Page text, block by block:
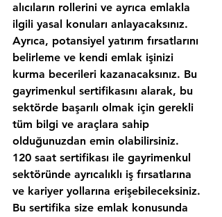
alıcıların rollerini ve ayrıca emlakla
ilgili yasal konuları anlayacaksınız.
Ayrıca, potansiyel yatırım fırsatlarını
belirleme ve kendi emlak işinizi
kurma becerileri kazanacaksınız. Bu
gayrimenkul sertifikasını alarak, bu
sektörde başarılı olmak için gerekli
tüm bilgi ve araçlara sahip
olduğunuzdan emin olabilirsiniz.
120 saat sertifikası ile gayrimenkul
sektöründe ayrıcalıklı iş fırsatlarına
ve kariyer yollarına erişebileceksiniz.
Bu sertifika size emlak konusunda